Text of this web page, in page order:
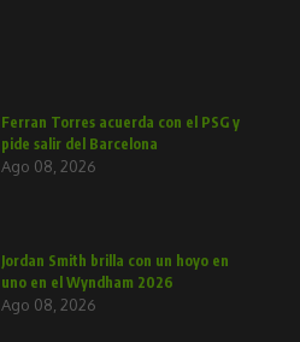
Ferran Torres acuerda con el PSG y
pide salir del Barcelona
Ago 08, 2026
Jordan Smith brilla con un hoyo en
uno en el Wyndham 2026
Ago 08, 2026